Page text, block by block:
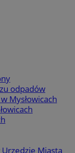
odpadów
Mysłowicach
Urzędzie Miasta